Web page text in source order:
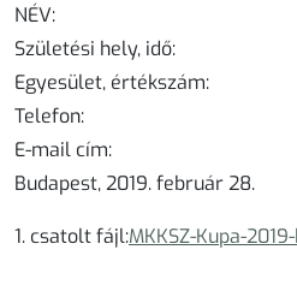
NÉV:
Születési hely, idő:
Egyesület, értékszám:
Telefon:
E-mail cím:
Budapest, 2019. február 28.
1. csatolt fájl:MKKSZ-Kupa-